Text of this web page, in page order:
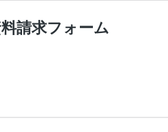
請求フォーム